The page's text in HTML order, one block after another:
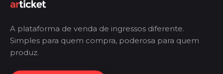
A plataforma de venda de ingressos diferente.
Simples para quem compra, poderosa para quem
produz.